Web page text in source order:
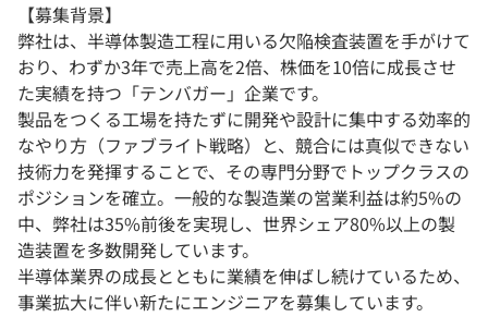
【募集背景】
弊社は、半導体製造工程に用いる欠陥検査装置を手がけて
おり、わずか3年で売上高を2倍、株価を10倍に成長させ
た実績を持つ「テンバガー」企業です。
製品をつくる工場を持たずに開発や設計に集中する効率的
なやり方（ファブライト戦略）と、競合には真似できない
技術力を発揮することで、その専門分野でトップクラスの
ポジションを確立。一般的な製造業の営業利益は約5%の
中、弊社は35%前後を実現し、世界シェア80%以上の製
造装置を多数開発しています。
半導体業界の成長とともに業績を伸ばし続けているため、
事業拡大に伴い新たにエンジニアを募集しています。